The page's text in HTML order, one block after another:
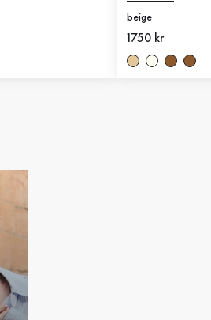
beige
Nytt pris
1750 kr